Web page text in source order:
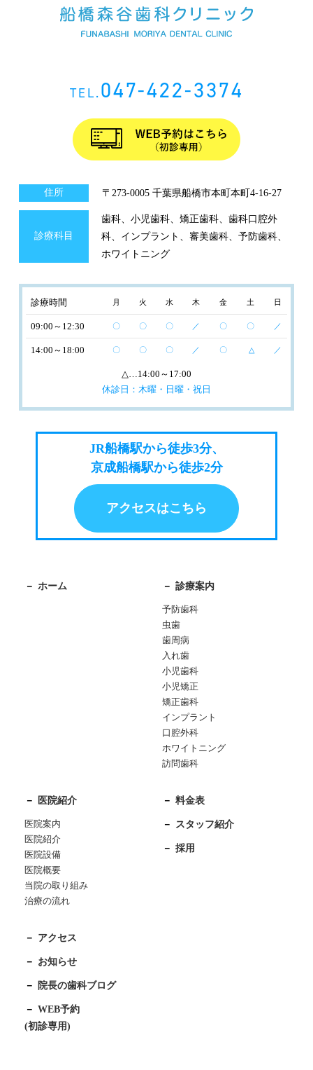
TEL.047-422-3374
住所 〒273-0005 千葉県船橋市本町本町4-16-27
診療科目
歯科、小児歯科、矯正歯科、歯科口腔外
科、インプラント、審美歯科、予防歯科、
ホワイトニング
診療時間 月 火 水 木 金 土 日
09:00～12:30 〇 〇 〇 ／ 〇 〇 ／
14:00～18:00 〇 〇 〇 ／ 〇 △ ／
△ …14:00～17:00
休診日：木曜・日曜・祝日
JR船橋駅から徒歩3分、
京成船橋駅から徒歩2分
アクセスはこちら
ホーム 診療案内
予防歯科
虫歯
歯周病
入れ歯
小児歯科
小児矯正
矯正歯科
インプラント
口腔外科
ホワイトニング
訪問歯科
医院紹介
医院案内
医院紹介
医院設備
医院概要
当院の取り組み
治療の流れ
料金表
スタッフ紹介
採用
アクセス
お知らせ
院長の歯科ブログ
WEB予約
(初診専用)